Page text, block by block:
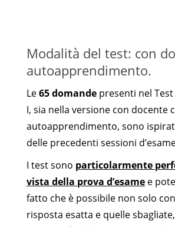
Modalità del test: con
autoapprendimento.
Le65 domande presenti nel
I, sia nella versione con docente
autoapprendimento, sono
delle precedenti sessioni
I test sono particolarmente
vista della prova d’esame e
fatto che è possibile non solo
risposta esatta e quelle